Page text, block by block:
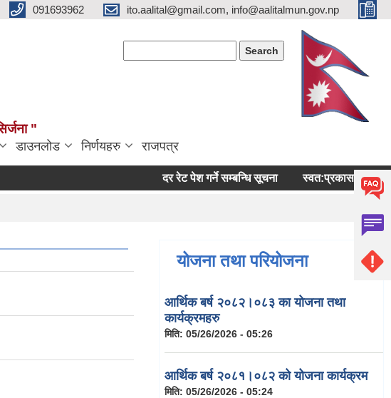
091693962 ito.aalital@gmail.com, info@aalitalmun.gov.np
"
डाउनलोड निर्णयहरु राजपत्र
दर रेट पेश गर्ने सम्बन्धि सूचना स्वत:प्रकासन (बैशाख-
योजना तथा परियोजना
आर्थिक बर्ष २०८२।०८३ का योजना तथा
कार्यक्रमहरु
मिति: 05/26/2026 - 05:26
आर्थिक बर्ष २०८१।०८२ को योजना कार्यक्रम
मिति: 05/26/2026 - 05:24